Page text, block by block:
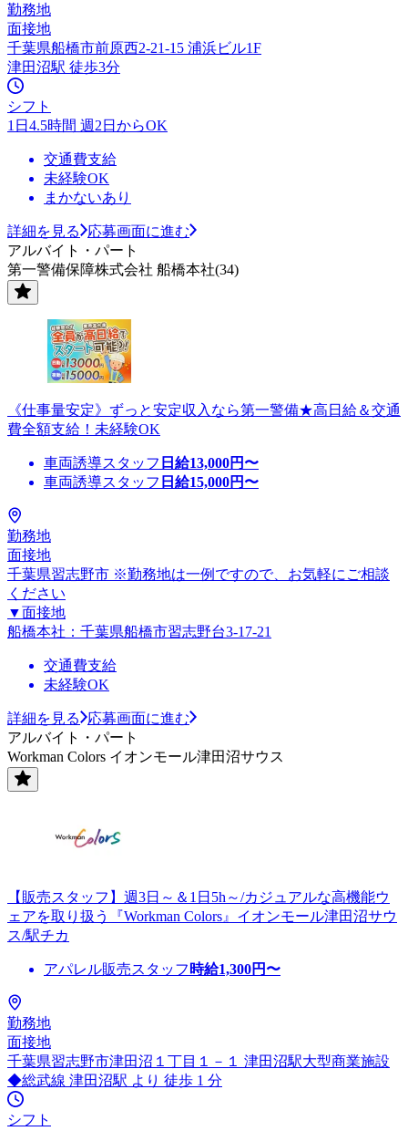
勤務地
面接地
千葉県船橋市前原西2-21-15 浦浜ビル1F
津田沼駅 徒歩3分
シフト
1日4.5時間 週2日からOK
交通費支給
未経験OK
まかないあり
詳細を見る
応募画面に進む
アルバイト・パート
第一警備保障株式会社 船橋本社(34)
《仕事量安定》ずっと安定収入なら第一警備★高日給＆交通
費全額支給！未経験OK
車両誘導スタッフ 日給13,000円〜
車両誘導スタッフ 日給15,000円〜
勤務地
面接地
千葉県習志野市 ※勤務地は一例ですので、お気軽にご相談
ください
▼面接地
船橋本社：千葉県船橋市習志野台3-17-21
交通費支給
未経験OK
詳細を見る
応募画面に進む
アルバイト・パート
Workman Colors イオンモール津田沼サウス
【販売スタッフ】週3日～＆1日5h～/カジュアルな高機能ウ
ェアを取り扱う『Workman Colors』イオンモール津田沼サウ
ス/駅チカ
アパレル販売スタッフ 時給1,300円〜
勤務地
面接地
千葉県習志野市津田沼１丁目１－１ 津田沼駅大型商業施設
◆総武線 津田沼駅 より 徒歩 1 分
シフト